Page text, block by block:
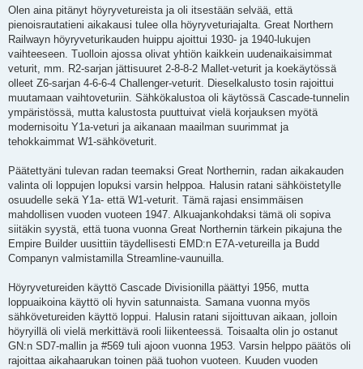
i
Olen aina pitänyt höyryvetureista ja oli itsestään selvää, että
pienoisrautatieni aikakausi tulee olla höyryveturiajalta. Great Northern
Railwayn höyryveturikauden huippu ajoittui 1930- ja 1940-lukujen
vaihteeseen. Tuolloin ajossa olivat yhtiön kaikkein uudenaikaisimmat
veturit, mm. R2-sarjan jättisuuret 2-8-8-2 Mallet-veturit ja koekäytössä
olleet Z6-sarjan 4-6-6-4 Challenger-veturit. Dieselkalusto tosin rajoittui
muutamaan vaihtoveturiin. Sähkökalustoa oli käytössä Cascade-tunnelin
ympäristössä, mutta kalustosta puuttuivat vielä korjauksen myötä
modernisoitu Y1a-veturi ja aikanaan maailman suurimmat ja
tehokkaimmat W1-sähköveturit.
Päätettyäni tulevan radan teemaksi Great Northernin, radan aikakauden
valinta oli loppujen lopuksi varsin helppoa. Halusin ratani sähköistetylle
osuudelle sekä Y1a- että W1-veturit. Tämä rajasi ensimmäisen
mahdollisen vuoden vuoteen 1947. Alkuajankohdaksi tämä oli sopiva
siitäkin syystä, että tuona vuonna Great Northernin tärkein pikajuna the
Empire Builder uusittiin täydellisesti EMD:n E7A-vetureilla ja Budd
Companyn valmistamilla Streamline-vaunuilla.
Höyryvetureiden käyttö Cascade Divisionilla päättyi 1956, mutta
loppuaikoina käyttö oli hyvin satunnaista. Samana vuonna myös
sähkövetureiden käyttö loppui. Halusin ratani sijoittuvan aikaan, jolloin
höyryillä oli vielä merkittävä rooli liikenteessä. Toisaalta olin jo ostanut
GN:n SD7-mallin ja #569 tuli ajoon vuonna 1953. Varsin helppo päätös oli
rajoittaa aikahaarukan toinen pää tuohon vuoteen. Kuuden vuoden